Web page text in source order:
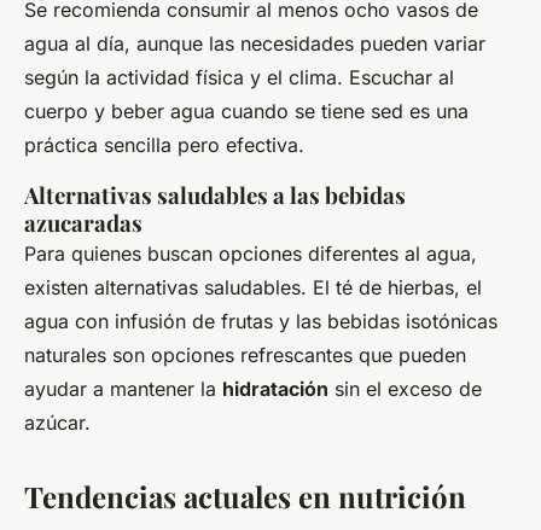
Se recomienda consumir al menos ocho vasos de
agua al día, aunque las necesidades pueden variar
según la actividad física y el clima. Escuchar al
cuerpo y beber agua cuando se tiene sed es una
práctica sencilla pero efectiva.
Alternativas saludables a las bebidas
azucaradas
Para quienes buscan opciones diferentes al agua,
existen alternativas saludables. El té de hierbas, el
agua con infusión de frutas y las bebidas isotónicas
naturales son opciones refrescantes que pueden
ayudar a mantener la hidratación sin el exceso de
azúcar.
Tendencias actuales en nutrición